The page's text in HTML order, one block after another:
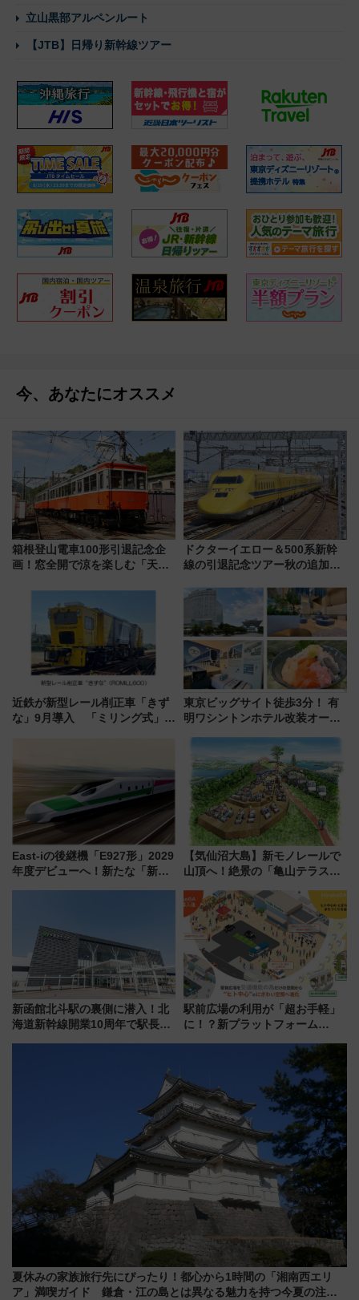
立山黒部アルペンルート
【JTB】日帰り新幹線ツアー
今、あなたにオススメ
箱根登山電車100形引退記念企
画！窓全開で涼を楽しむ「天然
ドクターイエロー＆500系新幹
線の引退記念ツアー秋の追加企
ホテル情報まとめ
近鉄が新型レール削正車「きず
な」9月導入 「ミリング式」採
活躍するための仕組みも
東京ビッグサイト徒歩3分！ 有
明ワシントンホテル改装オープ
客室」や海鮮丼が人気の朝食ビ
ュッフェを現地レポ
East-iの後継機「E927形」2029
年度デビューへ！新たな「新幹
【気仙沼大島】新モノレールで
山頂へ！絶景の「亀山テラス
暇村のお得な日帰りプランも登
場
新函館北斗駅の裏側に潜入！北
海道新幹線開業10周年で駅長
駅前広場の利用が「超お手軽」
に！？新プラットフォーム
マホで簡単申請 物販や演奏会な
どに【JR東日本】
夏休みの家族旅行先にぴったり！都心から1時間の「湘南西エリ
ア」満喫ガイド 鎌倉・江の島とは異なる魅力を持つ今夏の注目